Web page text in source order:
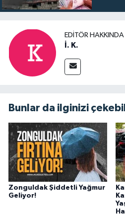
EDITÖR HAKKINDA
İ. K.
Bunlar da ilginizi
Zonguldak Şiddetli Yağmur
Geliyor!